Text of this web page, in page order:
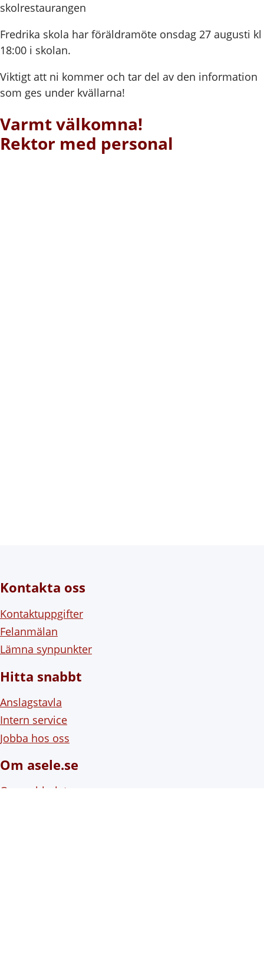
skolrestaurangen
Fredrika skola har föräldramöte onsdag 27 augusti kl
18:00 i skolan.
Viktigt att ni kommer och tar del av den information
som ges under kvällarna!
Varmt välkomna!
Rektor med personal
Kontakta oss
Kontaktuppgifter
Felanmälan
Lämna synpunkter
Hitta snabbt
Anslagstavla
Intern service
Jobba hos oss
Om asele.se
Om webbplatsen